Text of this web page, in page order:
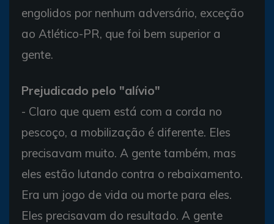
engolidos por nenhum adversário, exceção
ao Atlético-PR, que foi bem superior a
gente.
Prejudicado pelo "alívio"
- Claro que quem está com a corda no
pescoço, a mobilização é diferente. Eles
precisavam muito. A gente também, mas
eles estão lutando contra o rebaixamento.
Era um jogo de vida ou morte para eles.
Eles precisavam do resultado. A gente